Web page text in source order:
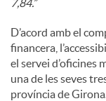
7,84.”
D’acord amb el
financera,
el servei d’oficines
una de les seves
província de